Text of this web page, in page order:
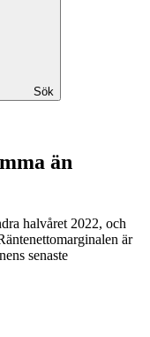
Sök
än
halvåret 2022, och
är
senaste